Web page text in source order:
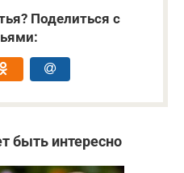
Поделиться с
быть интересно